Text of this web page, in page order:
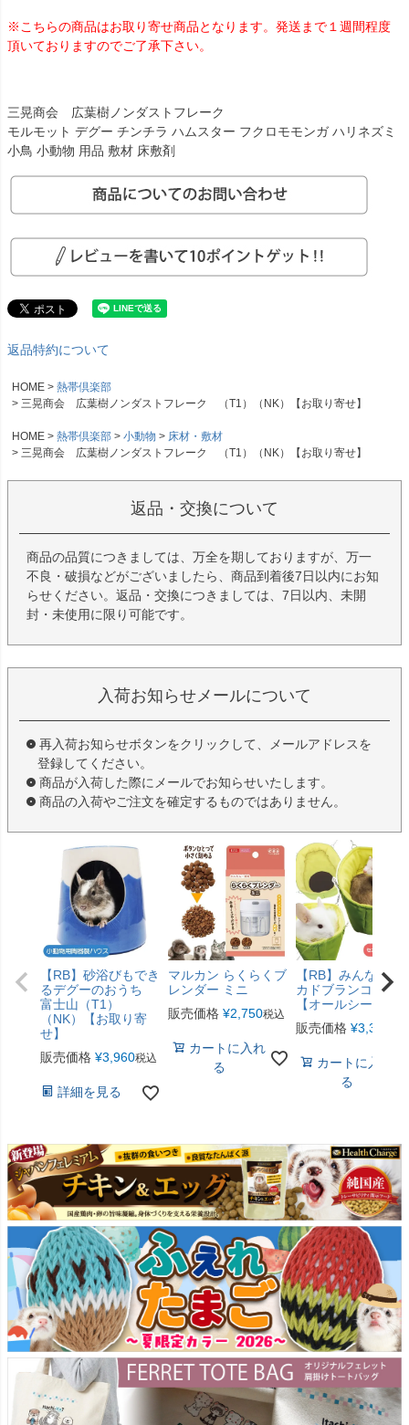
※こちらの商品はお取り寄せ商品となります。発送まで１週間程度
頂いておりますのでご了承下さい。
三晃商会 広葉樹ノンダストフレーク
モルモット デグー チンチラ ハムスター フクロモモンガ ハリネズミ
小鳥 小動物 用品 敷材 床敷剤
返品特約について
HOME
熱帯倶楽部
三晃商会 広葉樹ノンダストフレーク （T1）（NK）【お取り寄せ】
HOME 熱帯倶楽部 小動物
床材・敷材
三晃商会 広葉樹ノンダストフレーク （T1）（NK）【お取り寄せ】
返品・交換について
商品の品質につきましては、万全を期しておりますが、万一
不良・破損などがございましたら、商品到着後7日以内にお知
らせください。返品・交換につきましては、7日以内、未開
封・未使用に限り可能です。
入荷お知らせメールについて
再入荷お知らせボタンをクリックして、メールアドレスを
登録してください。
商品が入荷した際にメールでお知らせいたします。
商品の入荷やご注文を確定するものではありません。
【RB】砂浴びもでき
るデグーのおうち
富士山（T1）
（NK）【お取り寄
せ】
販売価格 ¥3,960税込
詳細を見る
マルカン らくらくブ
レンダー ミニ
販売価格 ¥2,750税込
カートに入れ
る
【RB】みんなのア
カドブランコ（F2
【オールシーズン
販売価格 ¥3,300
カートに入れ
る